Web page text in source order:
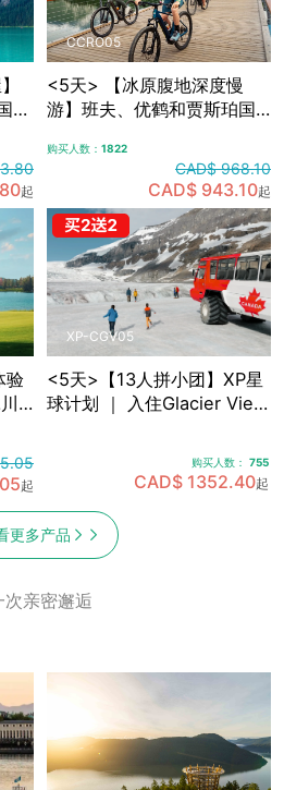
家
行/起
CCRO05
<5天> 【冰原腹地深度慢
游】班夫、优鹤和贾斯珀国
冰原，夜宿冰原腹地特色木
屋，自选漂流/骑行/敞篷车观
光，含卡尔加里接送机
购买人数： 1822
CAD$ 968.10
CAD$ 943.10起
验
起
XP-CGV05
<5天>【13人拼小团】XP星
球计划 ｜ 入住Glacier View
购买人数： 755
CAD$ 1352.40起
更多产品
亲密邂逅